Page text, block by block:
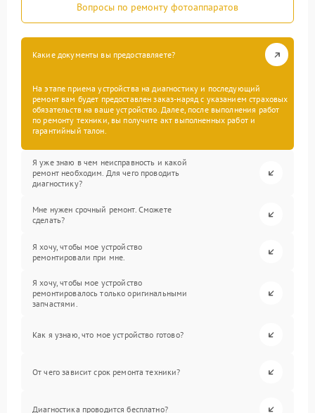
Вопросы по ремонту фотоаппаратов
Какие документы вы предоставляете?
На этапе приема устройства на диагностику и последующий
ремонт вам будет предоставлен заказ-наряд с указанием страховых
обязательств на ваше устройство. Далее, после выполнения работ
по ремонту техники, вы получите акт выполненных работ и
гарантийный талон.
Я уже знаю в чем неисправность и какой
ремонт необходим. Для чего проводить
диагностику?
Мне нужен срочный ремонт. Сможете
сделать?
Я хочу, чтобы мое устройство
ремонтировали при мне.
Я хочу, чтобы мое устройство
ремонтировалось только оригинальными
запчастями.
Как я узнаю, что мое устройство готово?
От чего зависит срок ремонта техники?
Диагностика проводится бесплатно?